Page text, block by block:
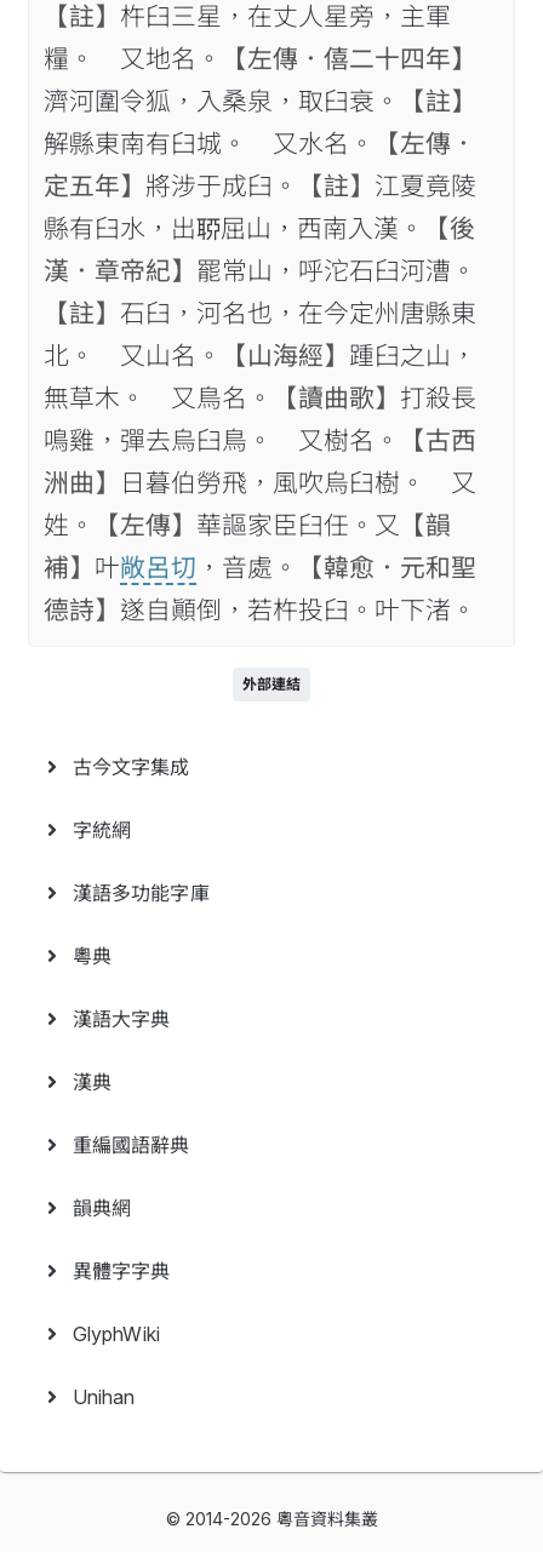
【註】 杵臼三星，在丈人星旁，主軍
糧。 又地名。
【左傳．僖二十四年】
濟河圍令狐，入桑泉，取臼衰。
【註】
解縣東南有臼城。 又水名。
【左傳．
定五年】 將涉于成臼。 【註】 江夏竟陵
縣有臼水，出𦖂屈山，西南入漢。
【後
漢．章帝紀】 罷常山，呼沱石臼河漕。
【註】 石臼，河名也，在今定州唐縣東
北。 又山名。
【山海經】 踵臼之山，
無草木。 又鳥名。
【讀曲歌】 打殺長
鳴雞，彈去烏臼鳥。 又樹名。
【古西
洲曲】
日暮伯勞飛，風吹烏臼樹。 又
姓。
【左傳】 華謳家臣臼任。又
【韻
補】 叶敞呂切 ，音處。
【韓愈．元和聖
德詩】 遂自顚倒，若杵投臼。叶下渚。
外部連結
古今文字集成
字統網
漢語多功能字庫
粵典
漢語大字典
漢典
重編國語辭典
韻典網
異體字字典
GlyphWiki
Unihan
© 2014-2026 粵音資料集叢